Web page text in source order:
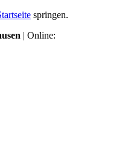
springen.
| Online: